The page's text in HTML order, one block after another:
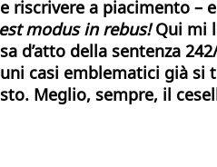
riscrivere a piacimento –
est modus in rebus! Qui mi
d’atto della sentenza
casi emblematici già si
Meglio, sempre, il